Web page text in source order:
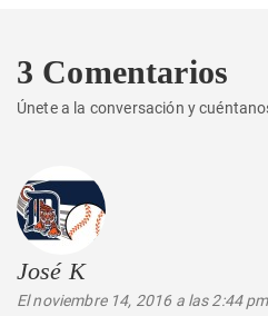
3 Comentarios
Únete a la conversación y
José Kdice:
El noviembre 14, 2016 a las 2:44 pm